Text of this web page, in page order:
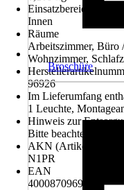
Einsatzbereich
Innen
Räume
Arbeitszimmer, Büro
Wohnzimmer,
96926
Im Lieferumfang
1 Leuchte,
Hinweis zur
Bitte beachte die
AKN
N1PR
EAN
4000870969267
Broschüre